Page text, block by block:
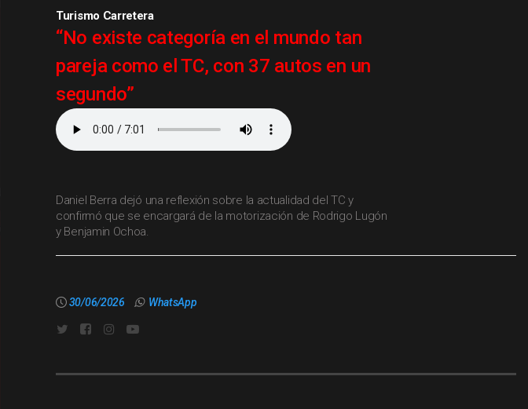
Turismo Carretera
“No existe categoría en el mundo tan
pareja como el TC, con 37 autos en un
segundo”
Daniel Berra dejó una reflexión sobre la actualidad del TC y
confirmó que se encargará de la motorización de Rodrigo Lugón
y Benjamin Ochoa.
30/06/2026 WhatsApp